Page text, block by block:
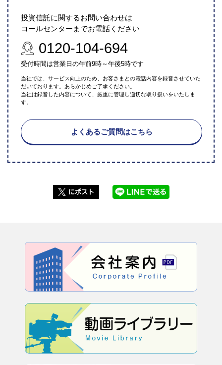
投資信託に関するお問い合わせは
コールセンターまでお電話ください
0120-104-694
受付時間は営業日の午前9時～午後5時です
当社では、サービス向上のため、お客さまとの電話内容を録音させていた
だいております。あらかじめご了承ください。
当社は録音した内容について、厳重に管理し適切な取り扱いをいたしま
す。
よくあるご質問はこちら